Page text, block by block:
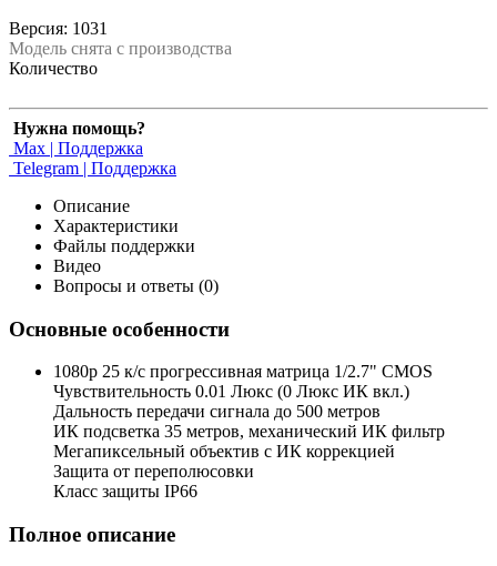
Версия: 1031
Модель снята с производства
Количество
Нужна помощь?
Max | Поддержка
Telegram | Поддержка
Описание
Характеристики
Файлы поддержки
Видео
Вопросы и ответы (0)
Основные особенности
1080p 25 к/с прогрессивная матрица 1/2.7" CMOS
Чувствительность 0.01 Люкс (0 Люкс ИК вкл.)
Дальность передачи сигнала до 500 метров
ИК подсветка 35 метров, механический ИК фильтр
Мегапиксельный объектив с ИК коррекцией
Защита от переполюсовки
Класс защиты IP66
Полное описание